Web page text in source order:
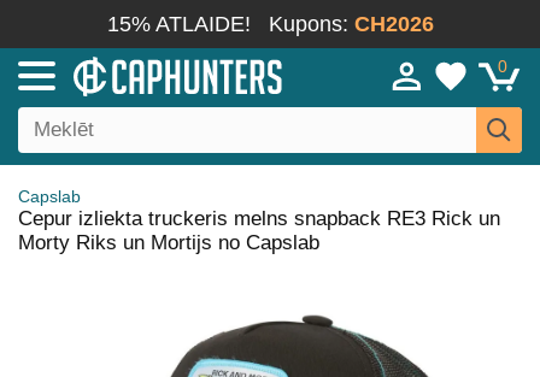
15% ATLAIDE! Kupons: CH2026
0
Capslab
Cepur izliekta truckeris melns snapback RE3 Rick un
Morty Riks un Mortijs no Capslab